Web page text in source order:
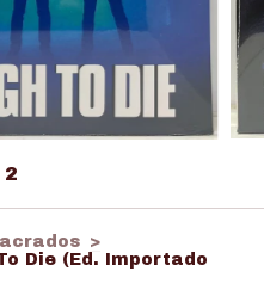
2
>
Die (Ed. Importado